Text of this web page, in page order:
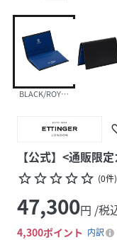
BLACK/ROYAL BLUE
【公式】<通販限
star_borderstar_borderstar_borderstar_borderstar_border (0件)
47,300円 /税
4,300ポイント 内訳